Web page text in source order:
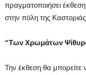
πραγματοποιήσει
στην πόλη της
“Των Χρωμάτων
Την έκθεση θα μπορείτε